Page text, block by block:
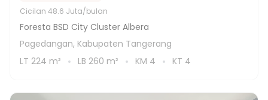
Cicilan 48.6 Juta/bulan
Foresta BSD City Cluster Albera
Pagedangan, Kabupaten Tangerang
LT 224 m² LB 260 m² KM 4 KT 4